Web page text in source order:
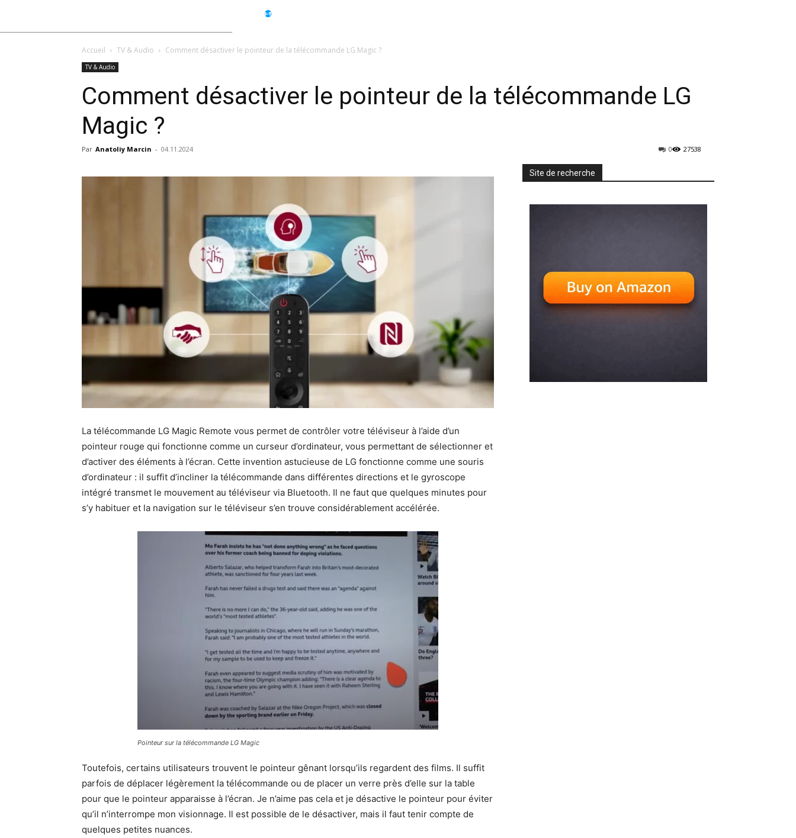
Accueil TV & Audio Comment désactiver le pointeur de la télécommande LG Magic ?
TV & Audio
Comment désactiver le pointeur de la télécommande LG
Magic ?
Par Anatoliy Marcin - 04.11.2024 27538
0
La télécommande LG Magic Remote vous permet de contrôler votre téléviseur à l’aide d’un
pointeur rouge qui fonctionne comme un curseur d’ordinateur, vous permettant de sélectionner et
d’activer des éléments à l’écran. Cette invention astucieuse de LG fonctionne comme une souris
d’ordinateur : il suffit d’incliner la télécommande dans différentes directions et le gyroscope
intégré transmet le mouvement au téléviseur via Bluetooth. Il ne faut que quelques minutes pour
s’y habituer et la navigation sur le téléviseur s’en trouve considérablement accélérée.
Pointeur sur la télécommande LG Magic
Toutefois, certains utilisateurs trouvent le pointeur gênant lorsqu’ils regardent des films. Il suffit
parfois de déplacer légèrement la télécommande ou de placer un verre près d’elle sur la table
pour que le pointeur apparaisse à l’écran. Je n’aime pas cela et je désactive le pointeur pour éviter
qu’il n’interrompe mon visionnage. Il est possible de le désactiver, mais il faut tenir compte de
quelques petites nuances.
Site de recherche